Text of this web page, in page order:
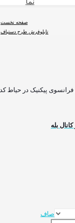
صفحه نخست
تابلوفرش طرح دستباف
پیکنیک در حیاط کد ۵۱
بله
صاف